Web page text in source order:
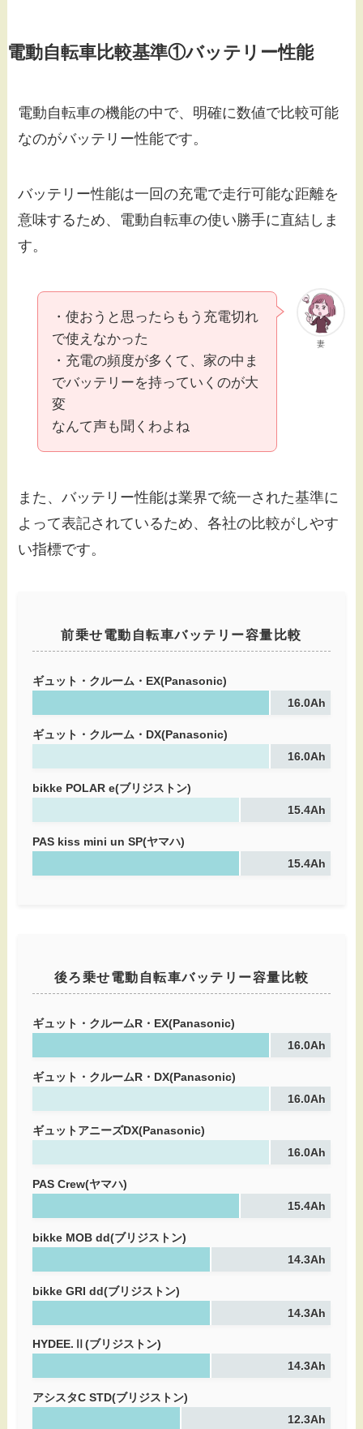
電動自転車比較基準①バッテリー性能
電動自転車の機能の中で、明確に数値で比較可能
なのがバッテリー性能です。
バッテリー性能は一回の充電で走行可能な距離を
意味するため、電動自転車の使い勝手に直結しま
す。
妻
・使おうと思ったらもう充電切れ
で使えなかった
・充電の頻度が多くて、家の中ま
でバッテリーを持っていくのが大
変
なんて声も聞くわよね
また、バッテリー性能は業界で統一された基準に
よって表記されているため、各社の比較がしやす
い指標です。
前乗せ電動自転車バッテリー容量比較
ギュット・クルーム・EX(Panasonic)
16.0Ah
ギュット・クルーム・DX(Panasonic)
16.0Ah
bikke POLAR e(ブリジストン)
15.4Ah
PAS kiss mini un SP(ヤマハ)
15.4Ah
後ろ乗せ電動自転車バッテリー容量比較
ギュット・クルームR・EX(Panasonic)
16.0Ah
ギュット・クルームR・DX(Panasonic)
16.0Ah
ギュットアニーズDX(Panasonic)
16.0Ah
PAS Crew(ヤマハ)
15.4Ah
bikke MOB dd(ブリジストン)
14.3Ah
bikke GRI dd(ブリジストン)
14.3Ah
HYDEE.Ⅱ(ブリジストン)
14.3Ah
アシスタC STD(ブリジストン)
12.3Ah